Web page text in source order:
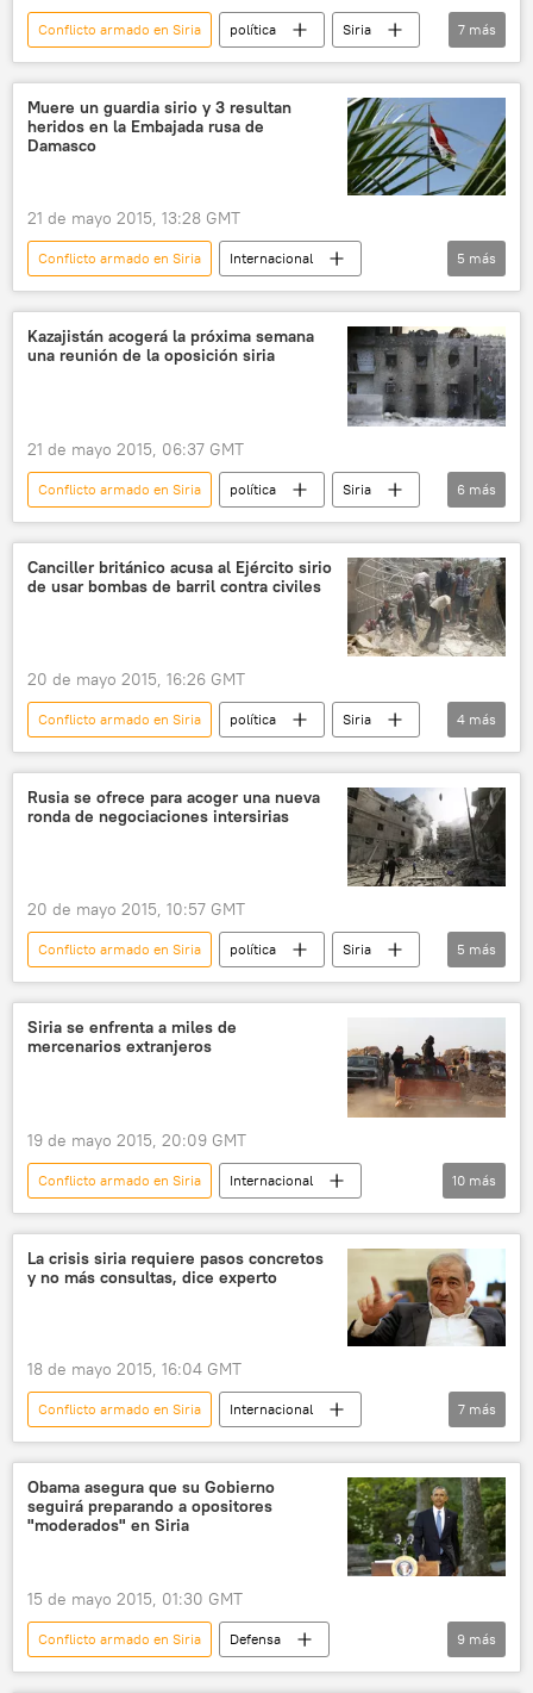
Conflicto armado en Siria política
Siria
Serguéi Lavrov
Staffan de Mistura
Elmar Mammadyarov
Consejo de Seguridad de la ONU
7 más
Muere un guardia sirio y 3 resultan
heridos en la Embajada rusa de
Damasco
21 de mayo 2015, 13:28 GMT
Conflicto armado en Siria
Internacional
🌍 Oriente Medio
Siria
Damasco
Embajada de Rusia en Siria
noticias
5 más
Kazajistán acogerá la próxima semana
una reunión de la oposición siria
21 de mayo 2015, 06:37 GMT
Conflicto armado en Siria política
Siria
Irak
Kazajistán
Astaná
Erlán Idrísov
noticias
6 más
Canciller británico acusa al Ejército sirio
de usar bombas de barril contra civiles
20 de mayo 2015, 16:26 GMT
Conflicto armado en Siria política
Siria
Philip Hammond
Ejército de Siria
Reino Unido
noticias
4 más
Rusia se ofrece para acoger una nueva
ronda de negociaciones intersirias
20 de mayo 2015, 10:57 GMT
Conflicto armado en Siria política
Siria
Serguéi Lavrov
negociaciones intersirias
El Consejo de la Federación de Rusia
noticias
5 más
Siria se enfrenta a miles de
mercenarios extranjeros
19 de mayo 2015, 20:09 GMT
Conflicto armado en Siria
Internacional
política
Siria
Turquía
Arabia Saudita
EEUU
Riad Abbas
Bashar Asad
10 más
La crisis siria requiere pasos concretos
y no más consultas, dice experto
18 de mayo 2015, 16:04 GMT
Conflicto armado en Siria
Internacional
🌍 Oriente Medio
Siria
Qadri Jamil
ONU
Frente Popular por el Cambio y la Liberación
7 más
Obama asegura que su Gobierno
seguirá preparando a opositores
"moderados" en Siria
15 de mayo 2015, 01:30 GMT
Conflicto armado en Siria
Defensa
Internacional
política
9 más